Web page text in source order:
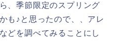
、季節限定のスプリング
も♪と思ったので、、アレ
どを調べてみることにし